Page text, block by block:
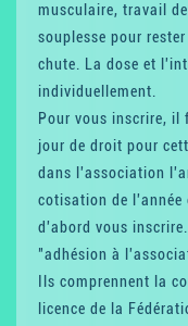
musculaire, travail
souplesse pour
chute. La dose et
individuellement.
Pour vous inscrire, il
jour de droit pour
dans l'association
cotisation de
d'abord vous
"adhésion à
Ils comprennent la
licence de la